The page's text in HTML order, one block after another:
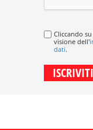
Cliccando
visione dell'
dati.